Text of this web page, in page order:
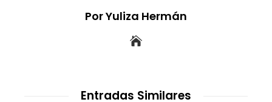
Por Yuliza Hermán
Entradas Similares